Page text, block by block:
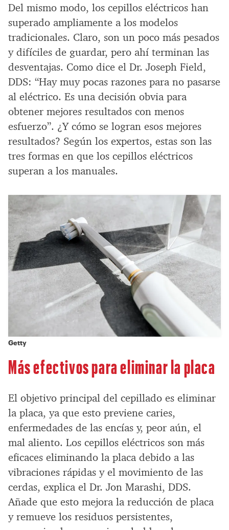
Del mismo modo, los cepillos eléctricos han
superado ampliamente a los modelos
tradicionales. Claro, son un poco más pesados
y difíciles de guardar, pero ahí terminan las
desventajas. Como dice el Dr. Joseph Field,
DDS: “Hay muy pocas razones para no pasarse
al eléctrico. Es una decisión obvia para
obtener mejores resultados con menos
esfuerzo”. ¿Y cómo se logran esos mejores
resultados? Según los expertos, estas son las
tres formas en que los cepillos eléctricos
superan a los manuales.
Getty
Más efectivos para eliminar la placa
El objetivo principal del cepillado es eliminar
la placa, ya que esto previene caries,
enfermedades de las encías y, peor aún, el
mal aliento. Los cepillos eléctricos son más
eficaces eliminando la placa debido a las
vibraciones rápidas y el movimiento de las
cerdas, explica el Dr. Jon Marashi, DDS.
Añade que esto mejora la reducción de placa
y remueve los residuos persistentes,